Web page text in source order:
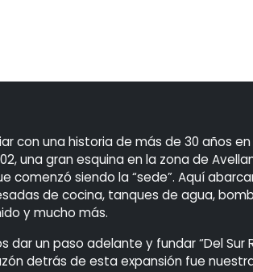
con una historia de más de 30 años
una gran esquina en la zona de
comenzó siendo la “sede”. Aquí
de cocina, tanques de agua,
y mucho más.
dar un paso adelante y fundar “Del
detrás de esta expansión fue